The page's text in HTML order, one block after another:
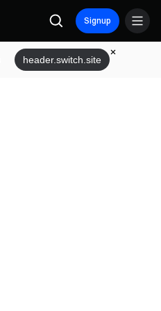
Signup
header.switch.site